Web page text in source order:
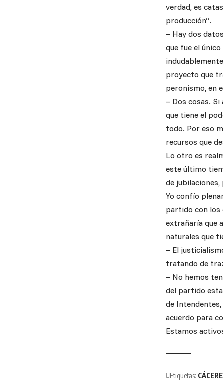
verdad, es
producción”.
– Hay dos
que fue el
proyecto que
peronismo, en
– Dos cosas.
que tiene el
todo. Por eso
recursos que
Lo otro es
este último
de
Yo confío
partido con los
extrañaría que
naturales que
– El
tratando de
– No hemos
del partido
de
acuerdo para
Estamos
Etiquetas: